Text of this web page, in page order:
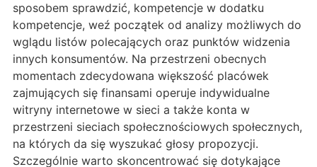
sposobem sprawdzić, kompetencje w dodatku
kompetencje, weź początek od analizy możliwych do
wglądu listów polecających oraz punktów widzenia
innych konsumentów. Na przestrzeni obecnych
momentach zdecydowana większość placówek
zajmujących się finansami operuje indywidualne
witryny internetowe w sieci a także konta w
przestrzeni sieciach społecznościowych społecznych,
na których da się wyszukać głosy propozycji.
Szczególnie warto skoncentrować się dotykające